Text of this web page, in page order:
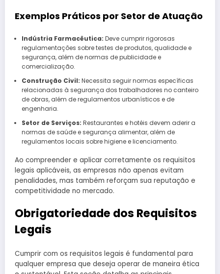
Exemplos Práticos por Setor de Atuação
Indústria Farmacêutica: Deve cumprir rigorosas
regulamentações sobre testes de produtos, qualidade e
segurança, além de normas de publicidade e
comercialização.
Construção Civil: Necessita seguir normas específicas
relacionadas à segurança dos trabalhadores no canteiro
de obras, além de regulamentos urbanísticos e de
engenharia.
Setor de Serviços: Restaurantes e hotéis devem aderir a
normas de saúde e segurança alimentar, além de
regulamentos locais sobre higiene e licenciamento.
Ao compreender e aplicar corretamente os requisitos
legais aplicáveis, as empresas não apenas evitam
penalidades, mas também reforçam sua reputação e
competitividade no mercado.
Obrigatoriedade dos Requisitos
Legais
Cumprir com os requisitos legais é fundamental para
qualquer empresa que deseja operar de maneira ética